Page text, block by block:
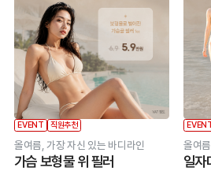
는 바디라인 닥터케빈, 관상도 디자인하다.
풀페이스 필러